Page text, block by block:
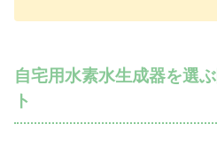
自宅用水素水生成器を選
ト